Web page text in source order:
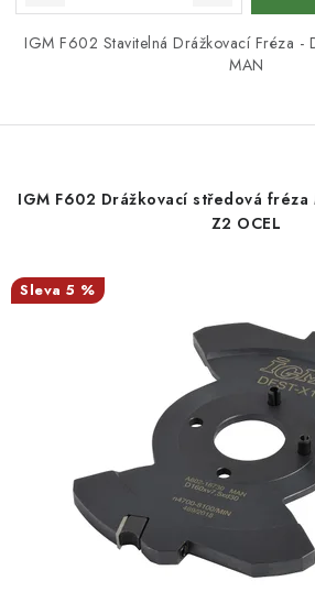
IGM F602 Stavitelná Drážkovací Fréza
MAN
IGM F602 Drážkovací středová fréza
Z2 OCEL
5 %